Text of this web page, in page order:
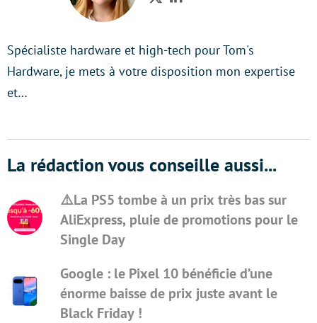
TwitterLinkedIn
Spécialiste hardware et high-tech pour Tom's
Hardware, je mets à votre disposition mon expertise
et…
La rédaction vous conseille aussi...
⚠️La PS5 tombe à un prix très bas sur
AliExpress, pluie de promotions pour le
Single Day
Google : le Pixel 10 bénéficie d’une
énorme baisse de prix juste avant le
Black Friday !